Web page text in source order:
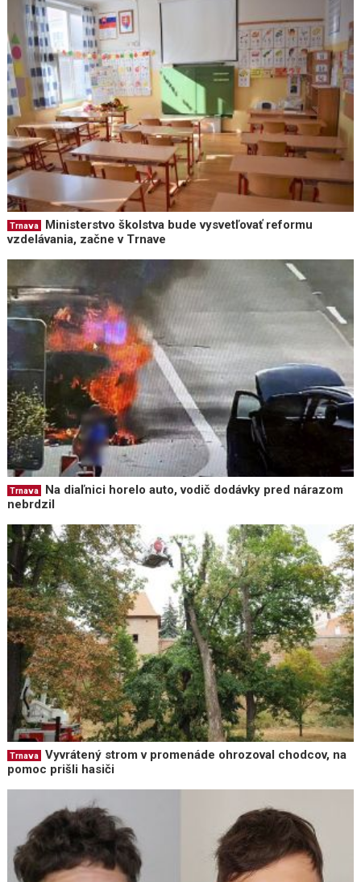
Trnava
Ministerstvo školstva bude vysvetľovať reformu
vzdelávania, začne v Trnave
Trnava
Na diaľnici horelo auto, vodič dodávky pred nárazom
nebrdzil
Trnava
Vyvrátený strom v promenáde ohrozoval chodcov, na
pomoc prišli hasiči